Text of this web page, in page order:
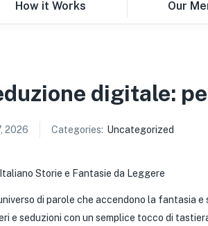
How it Works Our
digitale:
2026 Categories: Uncategorized
Storie e Fantasie da Leggere
di parole che accendono la fantasia
e seduzioni con un semplice tocco di